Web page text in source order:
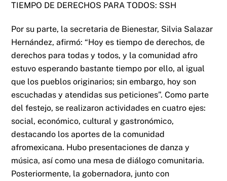
TIEMPO DE DERECHOS PARA TODOS: SSH
Por su parte, la secretaria de Bienestar, Silvia Salazar
Hernández, afirmó: “Hoy es tiempo de derechos, de
derechos para todas y todos, y la comunidad afro
estuvo esperando bastante tiempo por ello, al igual
que los pueblos originarios; sin embargo, hoy son
escuchadas y atendidas sus peticiones”. Como parte
del festejo, se realizaron actividades en cuatro ejes:
social, económico, cultural y gastronómico,
destacando los aportes de la comunidad
afromexicana. Hubo presentaciones de danza y
música, así como una mesa de diálogo comunitaria.
Posteriormente, la gobernadora, junto con